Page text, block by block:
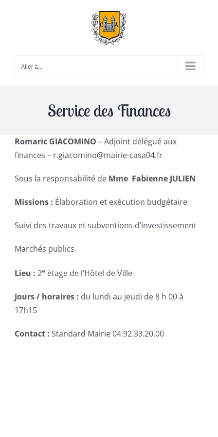
Aller à...
Service des Finances
Romaric GIACOMINO – Adjoint délégué aux
finances – r.giacomino@mairie-casa04.fr
Sous la responsabilité de Mme Fabienne JULIEN
Missions : Élaboration et exécution budgétaire
Suivi des travaux et subventions d’investissement
Marchés publics
Lieu : 2e étage de l’Hôtel de Ville
Jours / horaires : du lundi au jeudi de 8 h 00 à
17h15
Contact : Standard Mairie 04.92.33.20.00